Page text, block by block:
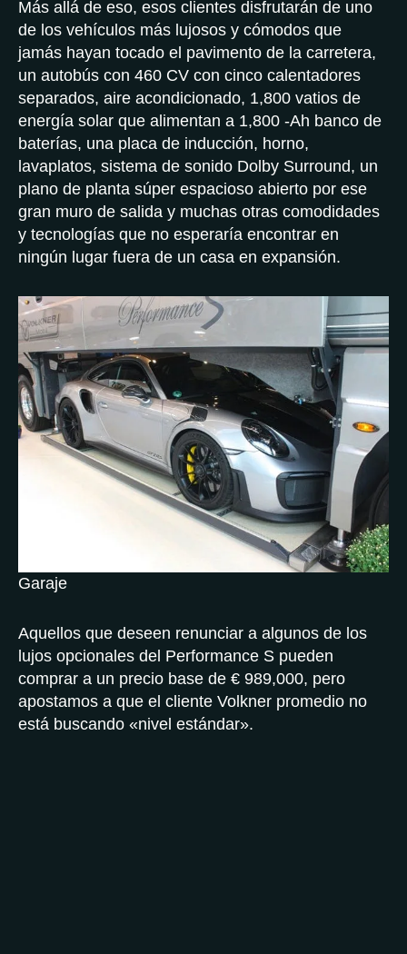
Más allá de eso, esos clientes disfrutarán de uno
de los vehículos más lujosos y cómodos que
jamás hayan tocado el pavimento de la carretera,
un autobús con 460 CV con cinco calentadores
separados, aire acondicionado, 1,800 vatios de
energía solar que alimentan a 1,800 -Ah banco de
baterías, una placa de inducción, horno,
lavaplatos, sistema de sonido Dolby Surround, un
plano de planta súper espacioso abierto por ese
gran muro de salida y muchas otras comodidades
y tecnologías que no esperaría encontrar en
ningún lugar fuera de un casa en expansión.
Garaje
Aquellos que deseen renunciar a algunos de los
lujos opcionales del Performance S pueden
comprar a un precio base de € 989,000, pero
apostamos a que el cliente Volkner promedio no
está buscando «nivel estándar».